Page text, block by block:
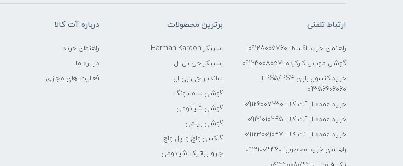
ارتباط تلفنی
راهنمای خرید اقساط: 09128005760
گوشی موبایل کارکرده: 09123008057
خرید کنسول بازی PS5/PS4 ا:
09356606060
خرید عمده از آت کالا: 09126007230
خرید عمده از آت کالا: 09121010245
خرید عمده از آت کالا: 09123009047
راهنمای خرید محصول: 09121003460
برترین محصولات
اسپیکر Harman Kardon
اسپیکر جی بی ال
ساندبار جی بی ال
گوشی سامسونگ
گوشی شیائومی
گوشی ریلمی
گلکسی واچ و اپل واچ
جارو رباتیک شیائومی
درباره آت کالا
راهنمای خرید
درباره ما
فعالیت های مجازی